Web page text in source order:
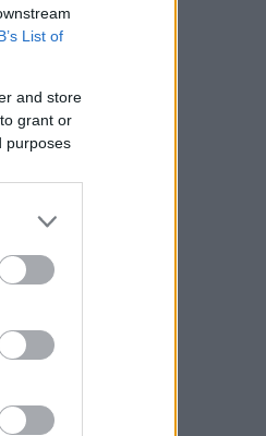
List of
and store
grant or
purposes